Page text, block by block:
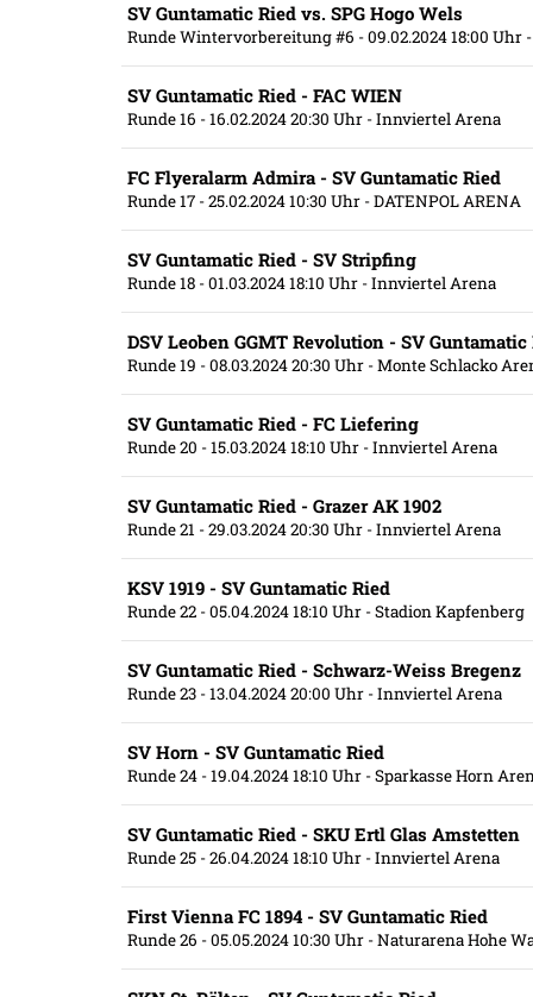
SV Guntamatic Ried vs. SPG Hogo Wels
Runde Wintervorbereitung #6 - 09.02.2024 18:00 Uhr
SV Guntamatic Ried - FAC WIEN
Runde 16 - 16.02.2024 20:30 Uhr - Innviertel Arena
FC Flyeralarm Admira - SV Guntamatic Ried
Runde 17 - 25.02.2024 10:30 Uhr - DATENPOL ARENA
SV Guntamatic Ried - SV Stripfing
Runde 18 - 01.03.2024 18:10 Uhr - Innviertel Arena
DSV Leoben GGMT Revolution - SV Guntamatic
Runde 19 - 08.03.2024 20:30 Uhr - Monte Schlacko
SV Guntamatic Ried - FC Liefering
Runde 20 - 15.03.2024 18:10 Uhr - Innviertel Arena
SV Guntamatic Ried - Grazer AK 1902
Runde 21 - 29.03.2024 20:30 Uhr - Innviertel Arena
KSV 1919 - SV Guntamatic Ried
Runde 22 - 05.04.2024 18:10 Uhr - Stadion Kapfenberg
SV Guntamatic Ried - Schwarz-Weiss Bregenz
Runde 23 - 13.04.2024 20:00 Uhr - Innviertel Arena
SV Horn - SV Guntamatic Ried
Runde 24 - 19.04.2024 18:10 Uhr - Sparkasse Horn
SV Guntamatic Ried - SKU Ertl Glas Amstetten
Runde 25 - 26.04.2024 18:10 Uhr - Innviertel Arena
First Vienna FC 1894 - SV Guntamatic Ried
Runde 26 - 05.05.2024 10:30 Uhr - Naturarena Hohe